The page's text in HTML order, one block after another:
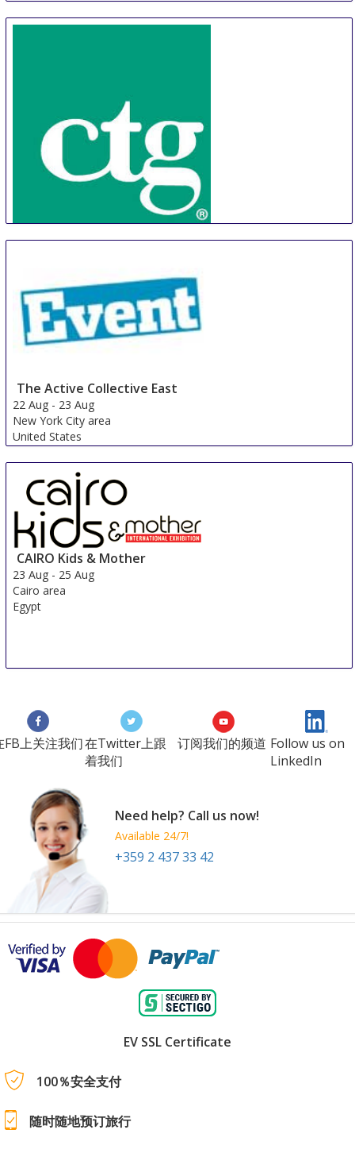
The Active Collective East
22 Aug - 23 Aug
New York City area
United States
CAIRO Kids & Mother
23 Aug - 25 Aug
Cairo area
Egypt
FB上关注我们在Twitter上跟
着我们
订阅我们的频道 Follow us on
LinkedIn
Need help? Call us now!
Available 24/7!
+359 2 437 33 42
EV SSL Certificate
100％安全支付
随时随地预订旅行